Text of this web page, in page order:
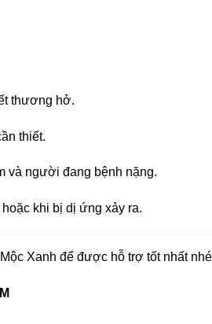
thương hở.
thiết.
và người đang bệnh nặng.
khi bị dị ứng xảy ra.
Xanh để được hỗ trợ tốt nhất